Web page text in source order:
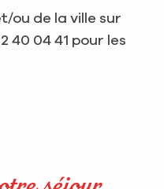
ou de la ville sur
40 04 41 pour les